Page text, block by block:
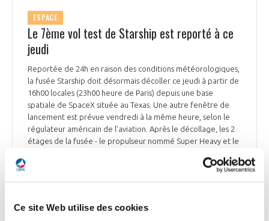
Ce site Web utilise des cookies
ESPACE
Le 7ème vol test de Starship est reporté à ce
jeudi
Reportée de 24h en raison des conditions météorologiques,
la fusée Starship doit désormais décoller ce jeudi à partir de
16h00 locales (23h00 heure de Paris) depuis une base
spatiale de SpaceX située au Texas. Une autre fenêtre de
lancement est prévue vendredi à la même heure, selon le
régulateur américain de l'aviation. Après le décollage, les 2
étages de la fusée - le propulseur nommé Super Heavy et le
séparer et le propulseur doit entamer sa descente pour